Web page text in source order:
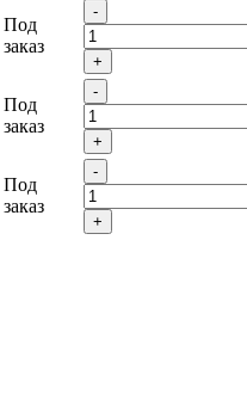
Под
заказ
-
+
Под
заказ
-
+
Под
заказ
-
+